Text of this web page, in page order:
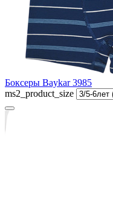
Боксеры Baykar 3985
ms2_product_size